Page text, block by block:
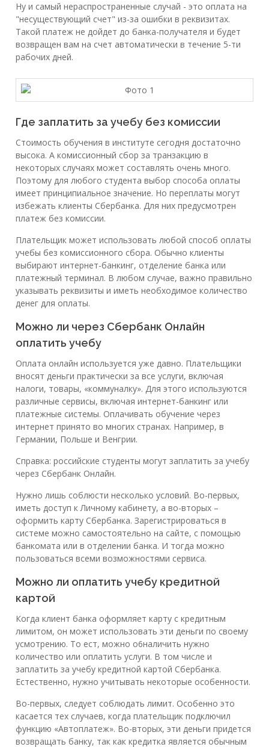
Ну и самый нераспространенные случай - это оплата на
"несуществующий счет" из-за ошибки в реквизитах.
Такой платеж не дойдет до банка-получателя и будет
возвращен вам на счет автоматически в течение 5-ти
рабочих дней.
Где заплатить за учебу без комиссии
Стоимость обучения в институте сегодня достаточно
высока. А комиссионный сбор за транзакцию в
некоторых случаях может составлять очень много.
Поэтому для любого студента выбор способа оплаты
имеет принципиальное значение. Но переплаты могут
избежать клиенты Сбербанка. Для них предусмотрен
платеж без комиссии.
Плательщик может использовать любой способ оплаты
учебы без комиссионного сбора. Обычно клиенты
выбирают интернет-банкинг, отделение банка или
платежный терминал. В любом случае, важно правильно
указывать реквизиты и иметь необходимое количество
денег для оплаты.
Можно ли через Сбербанк Онлайн
оплатить учебу
Оплата онлайн используется уже давно. Плательщики
вносят деньги практически за все услуги, включая
налоги, товары, «коммуналку». Для этого используются
различные сервисы, включая интернет-банкинг или
платежные системы. Оплачивать обучение через
интернет принято во многих странах. Например, в
Германии, Польше и Венгрии.
Справка: российские студенты могут заплатить за учебу
через Сбербанк Онлайн.
Нужно лишь соблюсти несколько условий. Во-первых,
иметь доступ к Личному кабинету, а во-вторых –
оформить карту Сбербанка. Зарегистрироваться в
системе можно самостоятельно на сайте, с помощью
банкомата или в отделении банка. И тогда можно
пользоваться всеми возможностями сервиса.
Можно ли оплатить учебу кредитной
картой
Когда клиент банка оформляет карту с кредитным
лимитом, он может использовать эти деньги по своему
усмотрению. То ест, можно о6наличить нужно
количество или оплатить услуги. В том числе и
заплатить за учебу кредитной картой Сбербанка.
Естественно, нужно учитывать некоторые особенности.
Во-первых, следует соблюдать лимит. Особенно это
касается тех случаев, когда плательщик подключил
функцию «Автоплатеж». Во-вторых, эти деньги придется
возвращать банку, так как кредитка является обычным